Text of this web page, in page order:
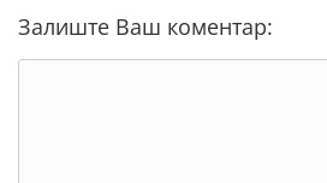
Залиште Ваш коментар: